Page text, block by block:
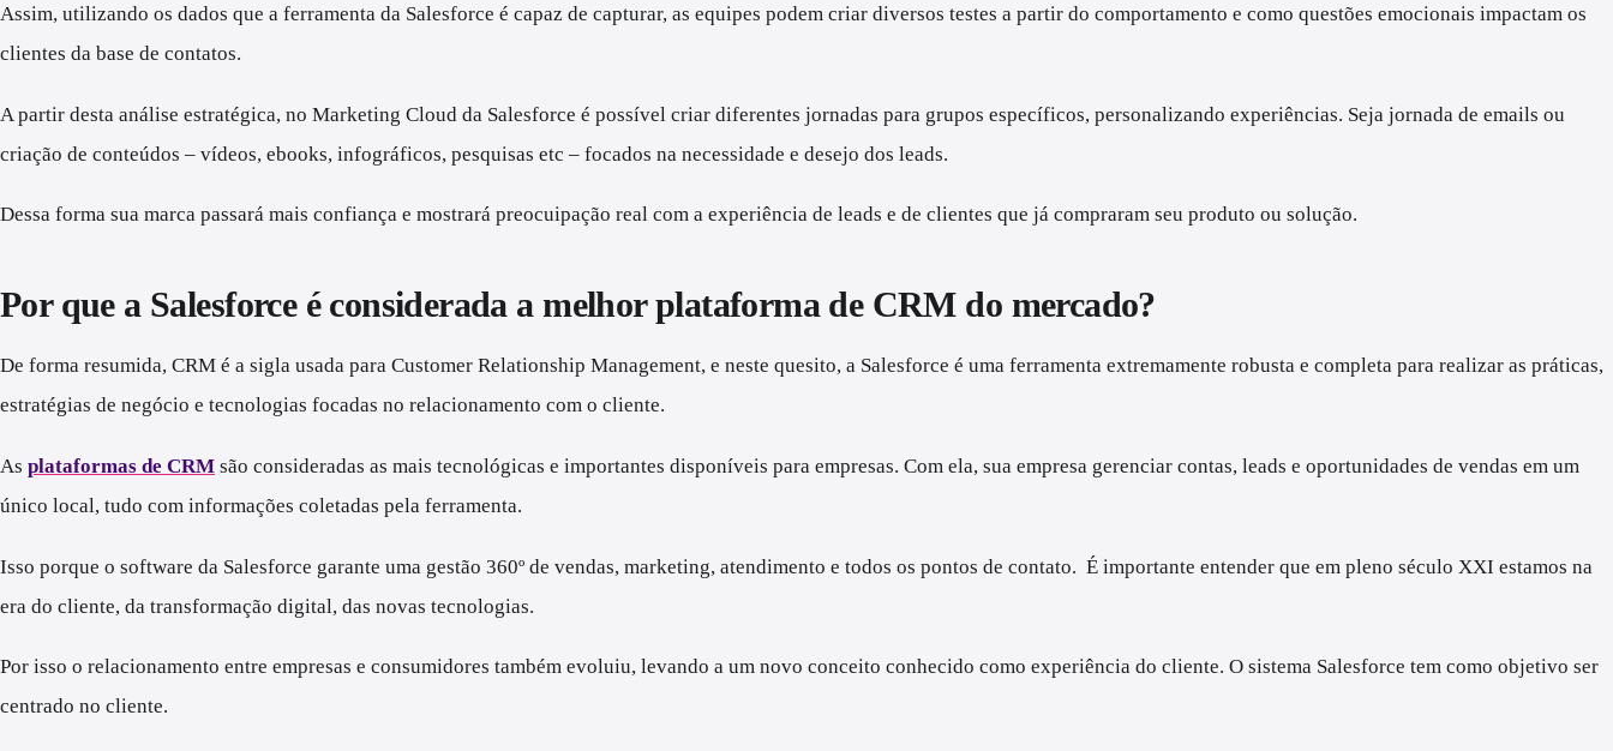
Assim, utilizando os dados que a ferramenta da Salesforce é capaz de capturar, as equipes podem criar diversos testes a partir do comportamento e como questões emocionais impactam os
clientes da base de contatos.
A partir desta análise estratégica, no Marketing Cloud da Salesforce é possível criar diferentes jornadas para grupos específicos, personalizando experiências. Seja jornada de emails ou
criação de conteúdos – vídeos, ebooks, infográficos, pesquisas etc – focados na necessidade e desejo dos leads.
Dessa forma sua marca passará mais confiança e mostrará preocuipação real com a experiência de leads e de clientes que já compraram seu produto ou solução.
Por que a Salesforce é considerada a melhor plataforma de CRM do mercado?
De forma resumida, CRM é a sigla usada para Customer Relationship Management, e neste quesito, a Salesforce é uma ferramenta extremamente robusta e completa para realizar as práticas,
estratégias de negócio e tecnologias focadas no relacionamento com o cliente.
As plataformas de CRM são consideradas as mais tecnológicas e importantes disponíveis para empresas. Com ela, sua empresa gerenciar contas, leads e oportunidades de vendas em um
único local, tudo com informações coletadas pela ferramenta.
Isso porque o software da Salesforce garante uma gestão 360º de vendas, marketing, atendimento e todos os pontos de contato. É importante entender que em pleno século XXI estamos na
era do cliente, da transformação digital, das novas tecnologias.
Por isso o relacionamento entre empresas e consumidores também evoluiu, levando a um novo conceito conhecido como experiência do cliente. O sistema Salesforce tem como objetivo ser
centrado no cliente.